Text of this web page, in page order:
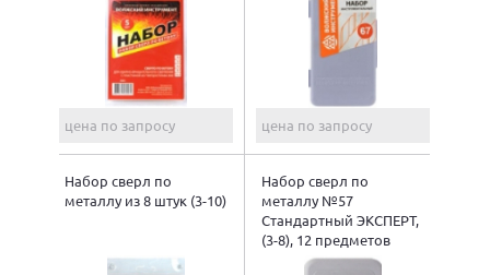
цена по запросу цена по запросу
Набор сверл по
металлу из 8 штук (3-10)
Набор сверл по
металлу №57
Стандартный ЭКСПЕРТ,
(3-8), 12 предметов